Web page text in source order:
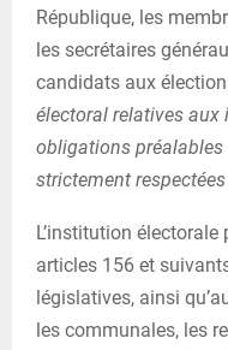
République, les
les secrétaires
candidats aux
électoral relatives
obligations
strictement respectées
L’institution
articles 156 et
législatives, ainsi
les communales, les